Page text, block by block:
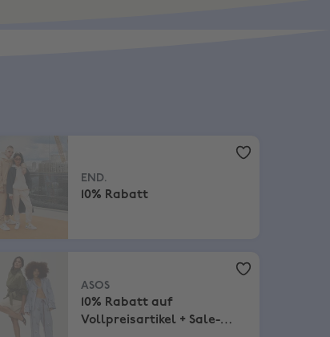
END.
10% Rabatt
10% Rabatt auf Vollpreisartikel + Sale-Artikel
ASOS
10% Rabatt auf
Vollpreisartikel + Sale-